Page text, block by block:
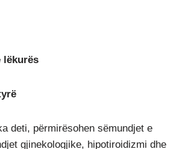
lëkurës
deti, përmirësohen sëmundjet e
gjinekologjike, hipotiroidizmi dhe